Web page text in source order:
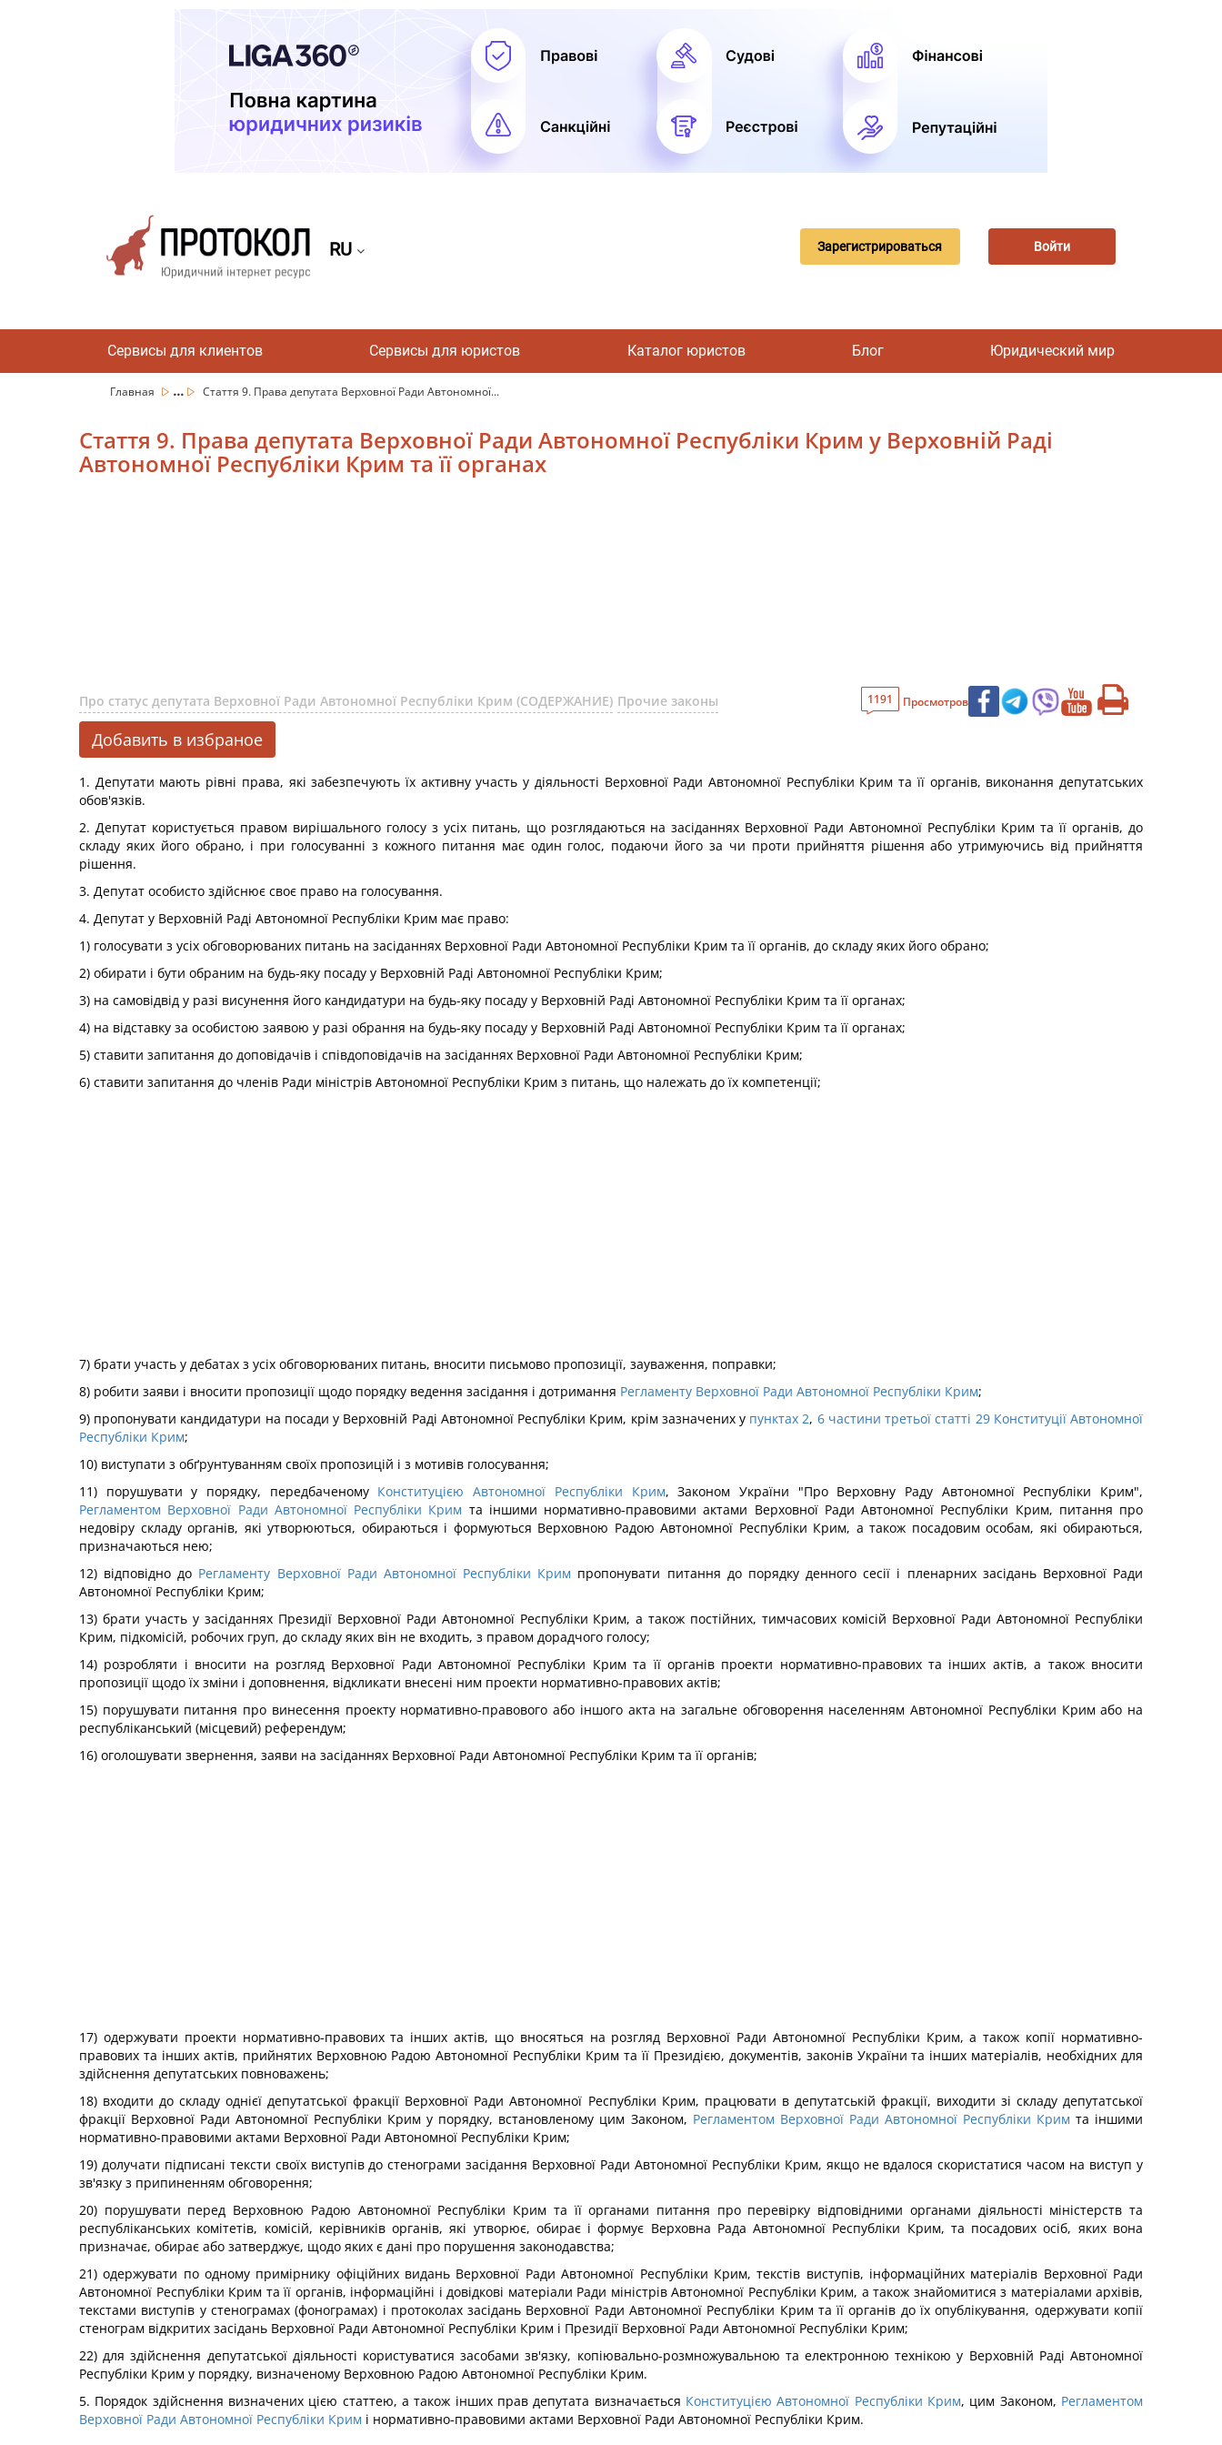
RU Зарегистрироваться Войти
Сервисы для клиентов Сервисы для юристов Каталог юристов Блог Юридический мир
Главная ... Стаття 9. Права депутата Верховної Ради Автономної...
Стаття 9. Права депутата Верховної Ради Автономної Республіки Крим у Верховній Раді
Автономної Республіки Крим та її органах
Про статус депутата Верховної Ради Автономної Республіки Крим (СОДЕРЖАНИЕ) Прочие законы 1191 Просмотров
Добавить в избраное
1. Депутати мають рівні права, які забезпечують їх активну участь у діяльності Верховної Ради Автономної Республіки Крим та її органів, виконання депутатських
обов'язків.
2. Депутат користується правом вирішального голосу з усіх питань, що розглядаються на засіданнях Верховної Ради Автономної Республіки Крим та її органів, до
складу яких його обрано, і при голосуванні з кожного питання має один голос, подаючи його за чи проти прийняття рішення або утримуючись від прийняття
рішення.
3. Депутат особисто здійснює своє право на голосування.
4. Депутат у Верховній Раді Автономної Республіки Крим має право:
1) голосувати з усіх обговорюваних питань на засіданнях Верховної Ради Автономної Республіки Крим та її органів, до складу яких його обрано;
2) обирати і бути обраним на будь-яку посаду у Верховній Раді Автономної Республіки Крим;
3) на самовідвід у разі висунення його кандидатури на будь-яку посаду у Верховній Раді Автономної Республіки Крим та її органах;
4) на відставку за особистою заявою у разі обрання на будь-яку посаду у Верховній Раді Автономної Республіки Крим та її органах;
5) ставити запитання до доповідачів і співдоповідачів на засіданнях Верховної Ради Автономної Республіки Крим;
6) ставити запитання до членів Ради міністрів Автономної Республіки Крим з питань, що належать до їх компетенції;
7) брати участь у дебатах з усіх обговорюваних питань, вносити письмово пропозиції, зауваження, поправки;
8) робити заяви і вносити пропозиції щодо порядку ведення засідання і дотримання Регламенту Верховної Ради Автономної Республіки Крим;
9) пропонувати кандидатури на посади у Верховній Раді Автономної Республіки Крим, крім зазначених у пунктах 2, 6 частини третьої статті 29 Конституції Автономної
Республіки Крим;
10) виступати з обґрунтуванням своїх пропозицій і з мотивів голосування;
11) порушувати у порядку, передбаченому Конституцією Автономної Республіки Крим, Законом України "Про Верховну Раду Автономної Республіки Крим",
Регламентом Верховної Ради Автономної Республіки Крим та іншими нормативно-правовими актами Верховної Ради Автономної Республіки Крим, питання про
недовіру складу органів, які утворюються, обираються і формуються Верховною Радою Автономної Республіки Крим, а також посадовим особам, які обираються,
призначаються нею;
12) відповідно до Регламенту Верховної Ради Автономної Республіки Крим пропонувати питання до порядку денного сесії і пленарних засідань Верховної Ради
Автономної Республіки Крим;
13) брати участь у засіданнях Президії Верховної Ради Автономної Республіки Крим, а також постійних, тимчасових комісій Верховної Ради Автономної Республіки
Крим, підкомісій, робочих груп, до складу яких він не входить, з правом дорадчого голосу;
14) розробляти і вносити на розгляд Верховної Ради Автономної Республіки Крим та її органів проекти нормативно-правових та інших актів, а також вносити
пропозиції щодо їх зміни і доповнення, відкликати внесені ним проекти нормативно-правових актів;
15) порушувати питання про винесення проекту нормативно-правового або іншого акта на загальне обговорення населенням Автономної Республіки Крим або на
республіканський (місцевий) референдум;
16) оголошувати звернення, заяви на засіданнях Верховної Ради Автономної Республіки Крим та її органів;
17) одержувати проекти нормативно-правових та інших актів, що вносяться на розгляд Верховної Ради Автономної Республіки Крим, а також копії нормативно-
правових та інших актів, прийнятих Верховною Радою Автономної Республіки Крим та її Президією, документів, законів України та інших матеріалів, необхідних для
здійснення депутатських повноважень;
18) входити до складу однієї депутатської фракції Верховної Ради Автономної Республіки Крим, працювати в депутатській фракції, виходити зі складу депутатської
фракції Верховної Ради Автономної Республіки Крим у порядку, встановленому цим Законом, Регламентом Верховної Ради Автономної Республіки Крим та іншими
нормативно-правовими актами Верховної Ради Автономної Республіки Крим;
19) долучати підписані тексти своїх виступів до стенограми засідання Верховної Ради Автономної Республіки Крим, якщо не вдалося скористатися часом на виступ у
зв'язку з припиненням обговорення;
20) порушувати перед Верховною Радою Автономної Республіки Крим та її органами питання про перевірку відповідними органами діяльності міністерств та
республіканських комітетів, комісій, керівників органів, які утворює, обирає і формує Верховна Рада Автономної Республіки Крим, та посадових осіб, яких вона
призначає, обирає або затверджує, щодо яких є дані про порушення законодавства;
21) одержувати по одному примірнику офіційних видань Верховної Ради Автономної Республіки Крим, текстів виступів, інформаційних матеріалів Верховної Ради
Автономної Республіки Крим та її органів, інформаційні і довідкові матеріали Ради міністрів Автономної Республіки Крим, а також знайомитися з матеріалами архівів,
текстами виступів у стенограмах (фонограмах) і протоколах засідань Верховної Ради Автономної Республіки Крим та її органів до їх опублікування, одержувати копії
стенограм відкритих засідань Верховної Ради Автономної Республіки Крим і Президії Верховної Ради Автономної Республіки Крим;
22) для здійснення депутатської діяльності користуватися засобами зв'язку, копіювально-розмножувальною та електронною технікою у Верховній Раді Автономної
Республіки Крим у порядку, визначеному Верховною Радою Автономної Республіки Крим.
5. Порядок здійснення визначених цією статтею, а також інших прав депутата визначається Конституцією Автономної Республіки Крим, цим Законом, Регламентом
Верховної Ради Автономної Республіки Крим і нормативно-правовими актами Верховної Ради Автономної Республіки Крим.